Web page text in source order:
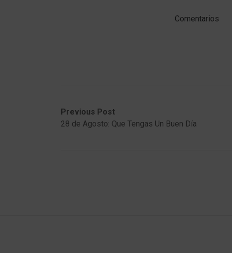
Comentarios
Previous Post
28 de Agosto: Que Tengas Un Buen Día